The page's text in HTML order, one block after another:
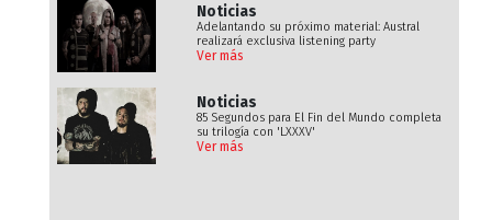
Noticias
Adelantando su próximo material: Austral
realizará exclusiva listening party
Ver más
Noticias
85 Segundos para El Fin del Mundo completa
su trilogía con 'LXXXV'
Ver más